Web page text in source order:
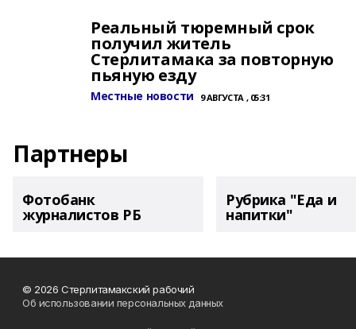
Реальный тюремный срок
получил житель
Стерлитамака за повторную
пьяную езду
Местные новости 9 АВГУСТА , 05:31
Партнеры
Фотобанк
журналистов РБ
Рубрика "Еда и
напитки"
© 2026 Стерлитамакский рабочий
Об использовании персональных данных